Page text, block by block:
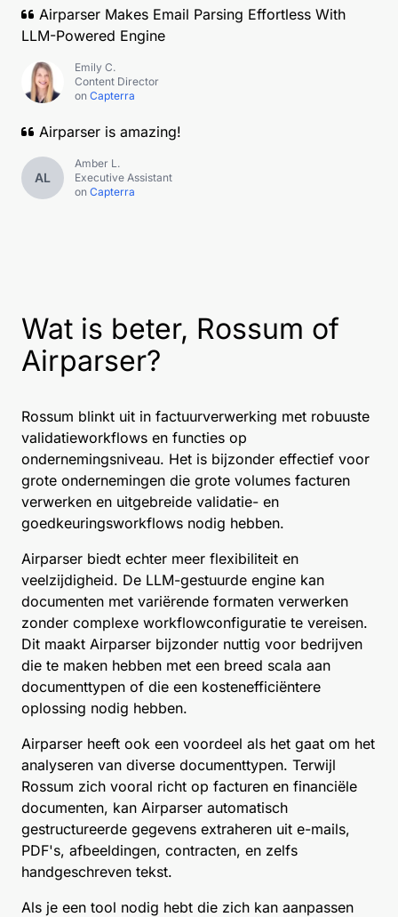
Airparser Makes Email Parsing Effortless With
LLM-Powered Engine
Emily C.
Content Director
on Capterra
Airparser is amazing!
AL
Amber L.
Executive Assistant
on Capterra
Wat is beter, Rossum of
Airparser?
Rossum blinkt uit in factuurverwerking met robuuste
validatieworkflows en functies op
ondernemingsniveau. Het is bijzonder effectief voor
grote ondernemingen die grote volumes facturen
verwerken en uitgebreide validatie- en
goedkeuringsworkflows nodig hebben.
Airparser biedt echter meer flexibiliteit en
veelzijdigheid. De LLM-gestuurde engine kan
documenten met variërende formaten verwerken
zonder complexe workflowconfiguratie te vereisen.
Dit maakt Airparser bijzonder nuttig voor bedrijven
die te maken hebben met een breed scala aan
documenttypen of die een kostenefficiëntere
oplossing nodig hebben.
Airparser heeft ook een voordeel als het gaat om het
analyseren van diverse documenttypen. Terwijl
Rossum zich vooral richt op facturen en financiële
documenten, kan Airparser automatisch
gestructureerde gegevens extraheren uit e-mails,
PDF's, afbeeldingen, contracten, en zelfs
handgeschreven tekst.
Als je een tool nodig hebt die zich kan aanpassen